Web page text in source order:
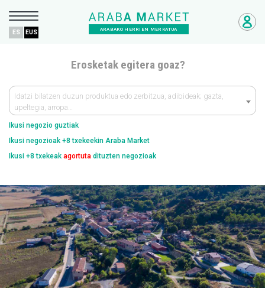
ARABAKO HERRIEN MERKATUA
ES EUS
Erosketak egitera goaz?
Idatzi bilatzen duzun produktua edo zerbitzua, adibideak; gazta,
upeltegia, arropa…
Ikusi negozio guztiak
Ikusi negozioak +8 txekeekin Araba Market
Ikusi +8 txekeak agortuta dituzten negozioak